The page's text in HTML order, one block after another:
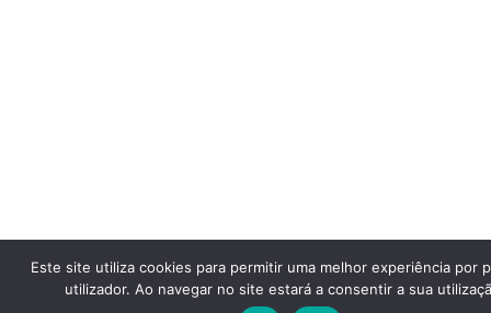
Este site utiliza cookies para permitir uma melhor experiência por
utilizador. Ao navegar no site estará a consentir a sua